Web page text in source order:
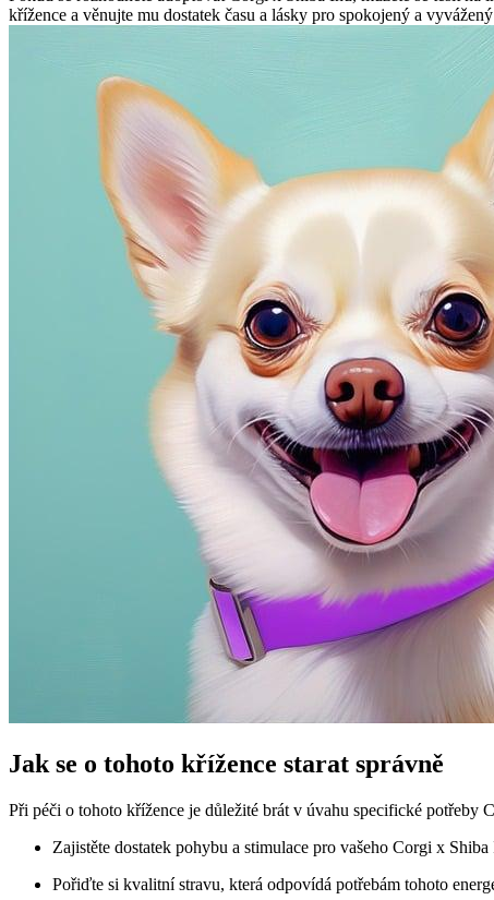
křížence a věnujte mu dostatek času a lásky pro spokojený a
Jak se o tohoto křížence starat správně
Při péči o tohoto křížence je důležité brát v úvahu specifické potřeby
Zajistěte dostatek pohybu a stimulace pro vašeho Corgi x
Pořiďte si kvalitní stravu, která odpovídá potřebám tohoto